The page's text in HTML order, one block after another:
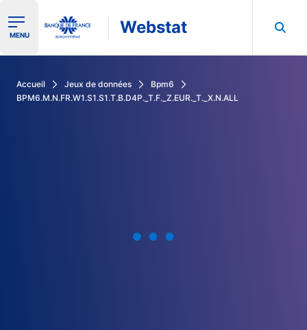
Ouvrir le menu de navigation
MENU Webstat
Accueil Jeux de données
Bpm6
BPM6.M.N.FR.W1.S1.S1.T.B.D4P._T.F._Z.EUR._T._X.N.ALL